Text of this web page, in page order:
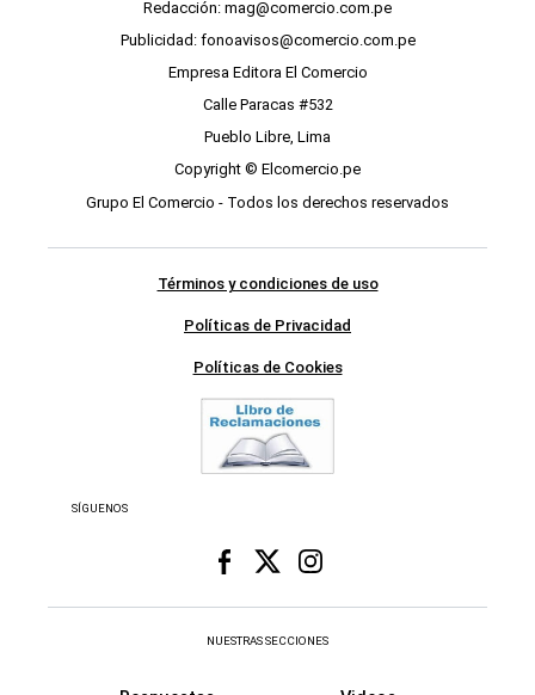
Redacción: mag@comercio.com.pe
Publicidad: fonoavisos@comercio.com.pe
Empresa Editora El Comercio
Calle Paracas #532
Pueblo Libre, Lima
Copyright © Elcomercio.pe
Grupo El Comercio - Todos los derechos reservados
Términos y condiciones de uso
Políticas de Privacidad
Políticas de Cookies
SÍGUENOS
NUESTRAS SECCIONES